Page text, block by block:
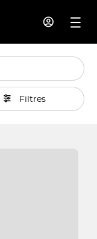
Filtres